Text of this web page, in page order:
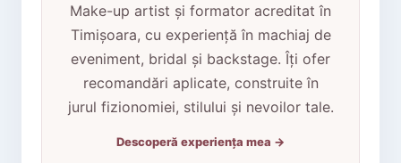
Make-up artist și formator acreditat în
Timișoara, cu experiență în machiaj de
eveniment, bridal și backstage. Îți ofer
recomandări aplicate, construite în
jurul fizionomiei, stilului și nevoilor tale.
Descoperă experiența mea →